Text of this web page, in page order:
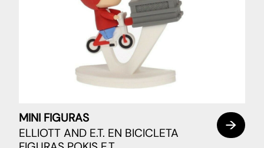
MINI FIGURAS
ELLIOTT AND E.T. EN BICICLETA